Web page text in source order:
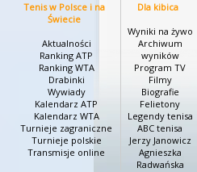
Tenis w Polsce i na
Świecie
Aktualności
Ranking ATP
Ranking WTA
Drabinki
Wywiady
Kalendarz ATP
Kalendarz WTA
Turnieje zagraniczne
Turnieje polskie
Transmisje online
Dla kibica
Wyniki na żywo
Archiwum
wyników
Program TV
Filmy
Biografie
Felietony
Legendy tenisa
ABC tenisa
Jerzy Janowicz
Agnieszka
Radwańska